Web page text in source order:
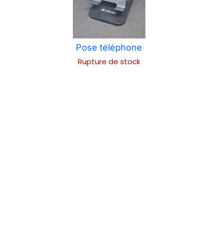
Pose téléphone
Rupture de stock